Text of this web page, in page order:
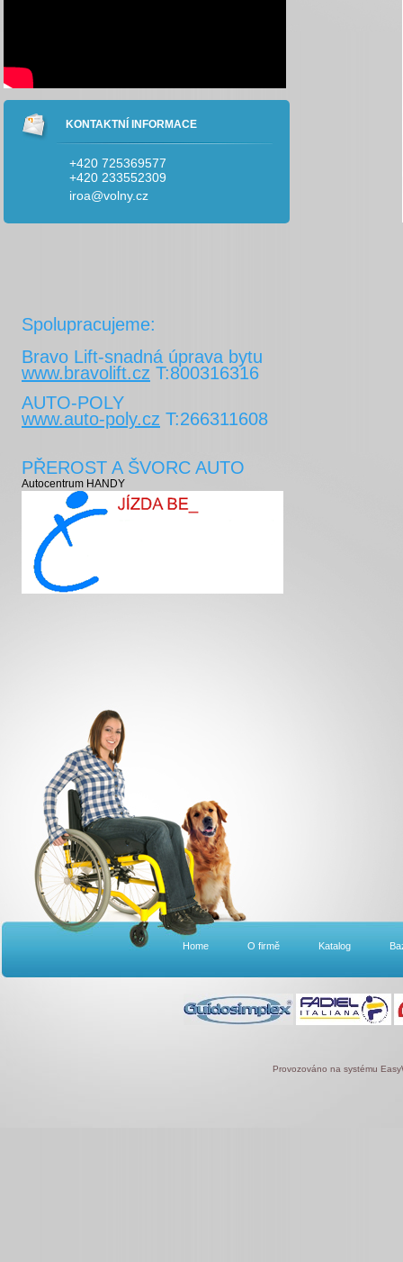
KONTAKTNÍ INFORMACE
+420 725369577
+420 233552309
iroa@volny.cz
Spolupracujeme:
Bravo Lift-snadná úprava bytu
www.bravolift.cz T:800316316
AUTO-POLY
www.auto-poly.cz T:266311608
PŘEROST A ŠVORC AUTO
Autocentrum HANDY
Home O firmě Katalog
Provozováno na systému